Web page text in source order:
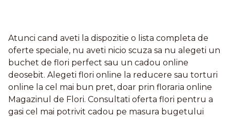
Atunci cand aveti la dispozitie o lista completa de
oferte speciale, nu aveti nicio scuza sa nu alegeti un
buchet de flori perfect sau un cadou online
deosebit. Alegeti flori online la reducere sau torturi
online la cel mai bun pret, doar prin floraria online
Magazinul de Flori. Consultati oferta flori pentru a
gasi cel mai potrivit cadou pe masura bugetului